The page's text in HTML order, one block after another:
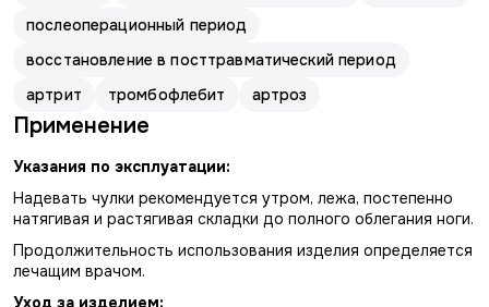
послеоперационный период
восстановление в посттравматический период
артрит
тромбофлебит артроз
Применение
Указания по эксплуатации:
Надевать чулки рекомендуется утром, лежа, постепенно
натягивая и растягивая складки до полного облегания ноги.
Продолжительность использования изделия определяется
лечащим врачом.
Уход за изделием: